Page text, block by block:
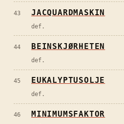
43 JACQUARDMASKIN
def.
44 BEINSKJØRHETEN
def.
45 EUKALYPTUSOLJE
def.
46 MINIMUMSFAKTOR